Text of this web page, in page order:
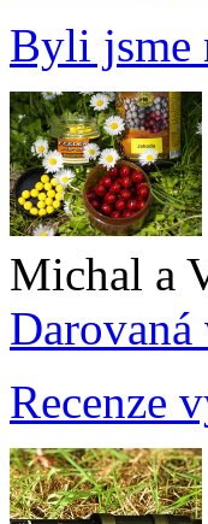
Byli jsme
Michal a
Recenze